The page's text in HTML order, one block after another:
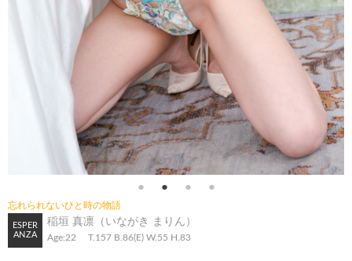
忘れられないひと時の物語
ESPER
ANZA
稲垣 真凛（いながき まりん）
Age:22 T.157 B.86(E) W.55 H.83